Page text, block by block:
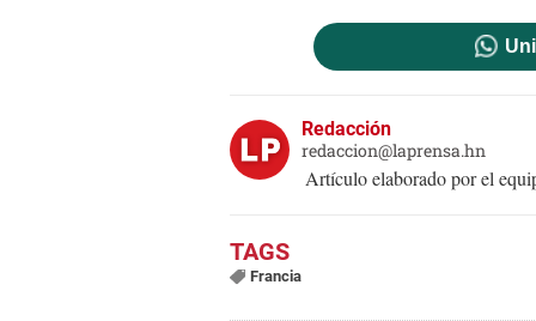
Redacción
redaccion@laprensa.hn
Artículo elaborado por el
Francia